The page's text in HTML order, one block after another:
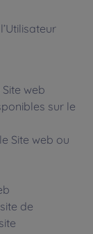
web
sur le
Site web ou
de